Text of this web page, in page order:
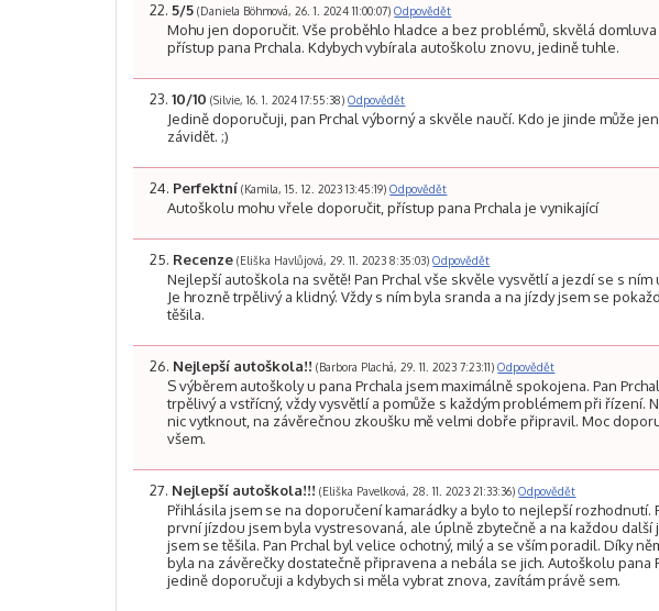
5/5(Daniela Böhmová, 26. 1. 2024 11:00:07) Odpovědět
Mohu jen doporučit. Vše proběhlo hladce a bez problémů, skvělá domluva
přístup pana Prchala. Kdybych vybírala autoškolu znovu, jedině tuhle.
10/10(Silvie, 16. 1. 2024 17:55:38) Odpovědět
Jedině doporučuji, pan Prchal výborný a skvěle naučí. Kdo je jinde může
závidět. ;)
Perfektní(Kamila, 15. 12. 2023 13:45:19) Odpovědět
Autoškolu mohu vřele doporučit, přístup pana Prchala je vynikající
Recenze(Eliška Havlůjová, 29. 11. 2023 8:35:03) Odpovědět
Nejlepší autoškola na světě! Pan Prchal vše skvěle vysvětlí a jezdí se s ním
Je hrozně trpělivý a klidný. Vždy s ním byla sranda a na jízdy jsem se
těšila.
Nejlepší autoškola!!(Barbora Plachá, 29. 11. 2023 7:23:11) Odpovědět
S výběrem autoškoly u pana Prchala jsem maximálně spokojena. Pan
trpělivý a vstřícný, vždy vysvětlí a pomůže s každým problémem při řízení.
nic vytknout, na závěrečnou zkoušku mě velmi dobře připravil. Moc
všem.
Nejlepší autoškola!!!(Eliška Pavelková, 28. 11. 2023 21:33:36) Odpovědět
Přihlásila jsem se na doporučení kamarádky a bylo to nejlepší rozhodnutí.
první jízdou jsem byla vystresovaná, ale úplně zbytečně a na každou další
jsem se těšila. Pan Prchal byl velice ochotný, milý a se vším poradil. Díky
byla na závěrečky dostatečně připravena a nebála se jich. Autoškolu pana
jedině doporučuji a kdybych si měla vybrat znova, zavítám právě sem.